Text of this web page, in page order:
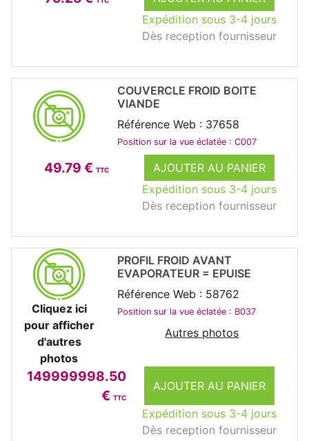
Expédition sous 3-4 jours
Dès reception fournisseur
49.79 € TTC
AJOUTER AU PANIER
Expédition sous 3-4 jours
Dès reception fournisseur
COUVERCLE FROID BOITE
VIANDE
Référence Web : 37658
Position sur la vue éclatée : C007
Cliquez ici
pour afficher
d'autres
photos
149999998.50
€ TTC
AJOUTER AU PANIER
Expédition sous 3-4 jours
Dès reception fournisseur
PROFIL FROID AVANT
EVAPORATEUR = EPUISE
Référence Web : 58762
Position sur la vue éclatée : B037
Autres photos